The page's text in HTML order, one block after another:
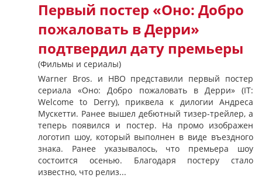
Первый постер «Оно: Добро
пожаловать в Дерри»
подтвердил дату премьеры
(Фильмы и сериалы)
Warner Bros. и HBO представили первый постер
сериала «Оно: Добро пожаловать в Дерри» (IT:
Welcome to Derry), приквела к дилогии Андреса
Мускетти. Ранее вышел дебютный тизер-трейлер, а
теперь появился и постер. На промо изображен
логотип шоу, который выполнен в виде въездного
знака. Ранее указывалось, что премьера шоу
состоится осенью. Благодаря постеру стало
известно, что релиз...